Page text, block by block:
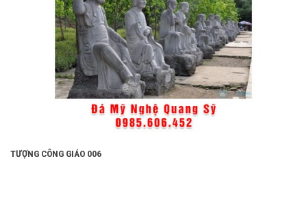
TƯỢNG CÔNG GIÁO 006